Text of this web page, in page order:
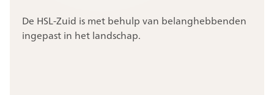
De HSL-Zuid is met behulp van belanghebbenden
ingepast in het landschap.